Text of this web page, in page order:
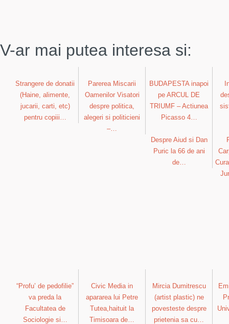
V-ar mai putea interesa si:
Strangere de donatii
(Haine, alimente,
jucarii, carti, etc)
pentru copiii…
Parerea Miscarii
Oamenilor Visatori
despre politica,
alegeri si politicieni
–…
BUDAPESTA inapoi
pe ARCUL DE
TRIUMF – Actiunea
Picasso 4…
Despre Aiud si Dan
Puric la 66 de ani
de…
“Profu’ de pedofilie”
va preda la
Facultatea de
Sociologie si…
Civic Media in
apararea lui Petre
Tutea,haituit la
Timisoara de…
Mircia Dumitrescu
(artist plastic) ne
povesteste despre
prietenia sa cu…